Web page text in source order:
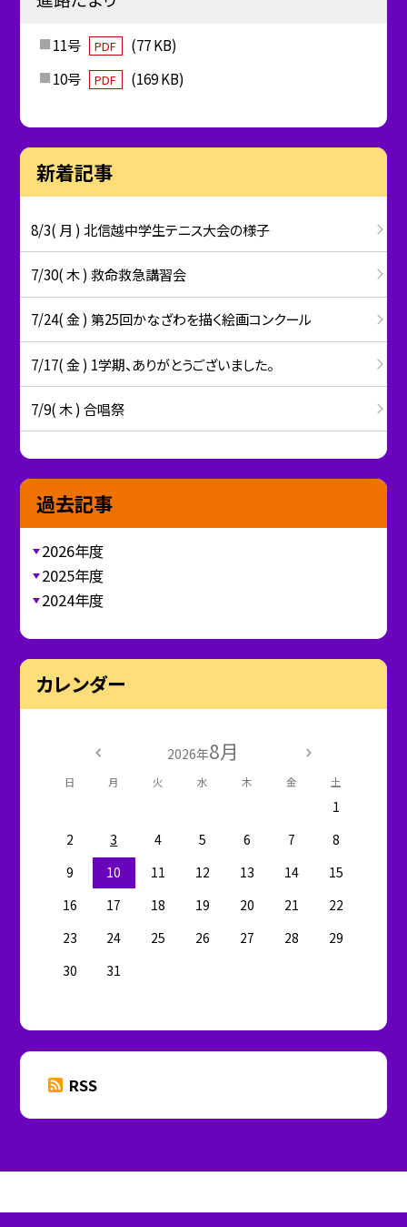
11号 PDF
(77 KB)
10号
PDF (169 KB)
新着記事
8/3( 月 ) 北信越中学生テニス大会の様子
7/30( 木 ) 救命救急講習会
7/24( 金 ) 第25回かなざわを描く絵画コンクール
7/17( 金 ) 1学期、ありがとうございました。
7/9( 木 ) 合唱祭
過去記事
2026年度
2025年度
2024年度
カレンダー
2026年8月
日 月 火 水 木 金 土
1
2
3 4 5 6 7
8
9
10 11 12 13 14
15
16
17 18 19 20 21
22
23
24 25 26 27 28
29
30
31
RSS